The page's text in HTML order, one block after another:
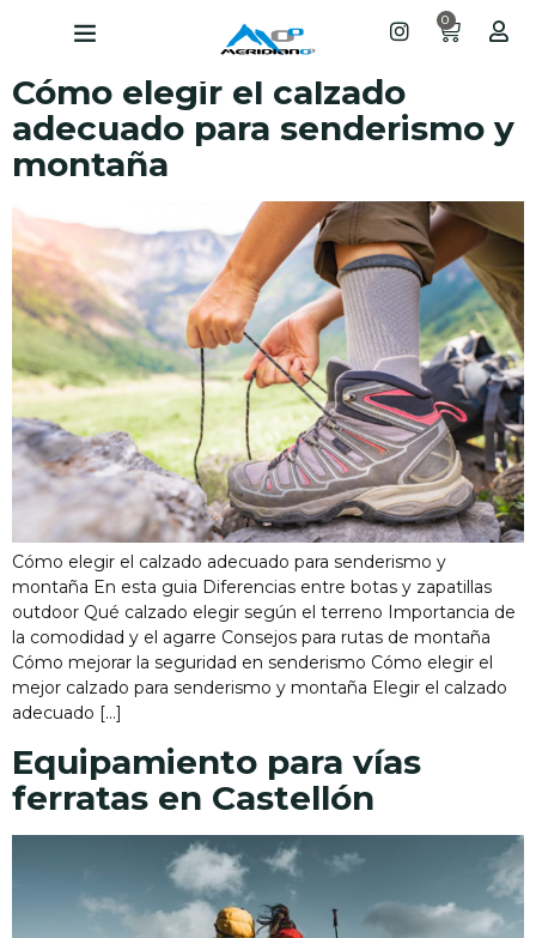
0
Cómo elegir el calzado
adecuado para senderismo y
montaña
Cómo elegir el calzado adecuado para senderismo y
montaña En esta guia Diferencias entre botas y zapatillas
outdoor Qué calzado elegir según el terreno Importancia de
la comodidad y el agarre Consejos para rutas de montaña
Cómo mejorar la seguridad en senderismo Cómo elegir el
mejor calzado para senderismo y montaña Elegir el calzado
adecuado […]
Equipamiento para vías
ferratas en Castellón